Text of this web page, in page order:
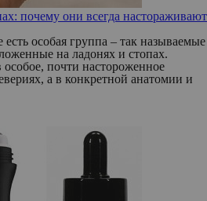
почему они всегда настораживают
есть особая группа – так называемые
на ладонях и стопах.
почти настороженное
а в конкретной анатомии и